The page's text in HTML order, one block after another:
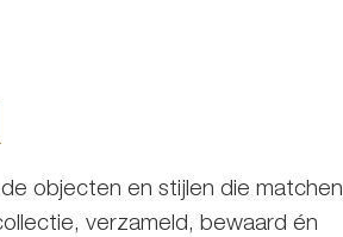
objecten en stijlen die matchen
verzameld, bewaard én